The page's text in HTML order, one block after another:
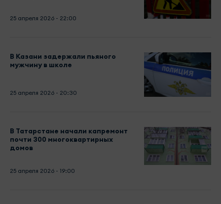
25 апреля 2026 - 22:00
В Казани задержали пьяного
мужчину в школе
25 апреля 2026 - 20:30
В Татарстане начали капремонт
почти 300 многоквартирных
домов
25 апреля 2026 - 19:00